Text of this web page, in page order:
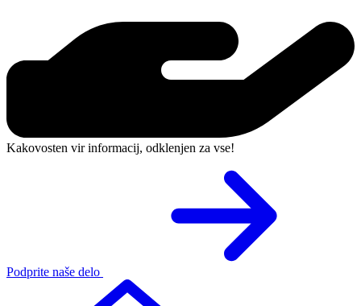
Kakovosten vir informacij, odklenjen za vse!
Podprite naše delo